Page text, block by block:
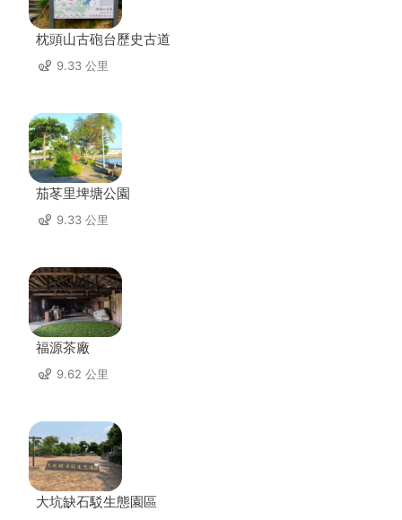
枕頭山古砲台歷史古道
9.33 公里
茄苳里埤塘公園
9.33 公里
福源茶廠
9.62 公里
大坑缺石駁生態園區